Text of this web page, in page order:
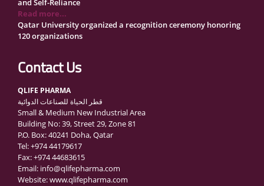
and Self-Reliance
Read more...
Qatar University organized a recognition ceremony honoring
120 organizations
Conference Supporting Qatar’s Healthcare Security
Inside Qatar Medical Care Exhibition with Dr. Ahmed Hamad
Al-Mohannadi
Read more...
QLife Pharma to Participate in MediCARE Qatar 2025
Read more...
Vomet-Off Syrup Launch Event – Doha, Qatar
Read more...
QLife Pharma join the GCC Authorized Economic Operator
(GCC AEO) Program
Contact Us
QLIFE PHARMA
قطر الحياة للصناعات الدوائية
Small & Medium New Industrial Area
Building No: 39, Street 29, Zone 81
P.O. Box: 40241 Doha, Qatar
Tel: +974 44179617
Fax: +974 44683615
Email: info@qlifepharma.com
Website: www.qlifepharma.com